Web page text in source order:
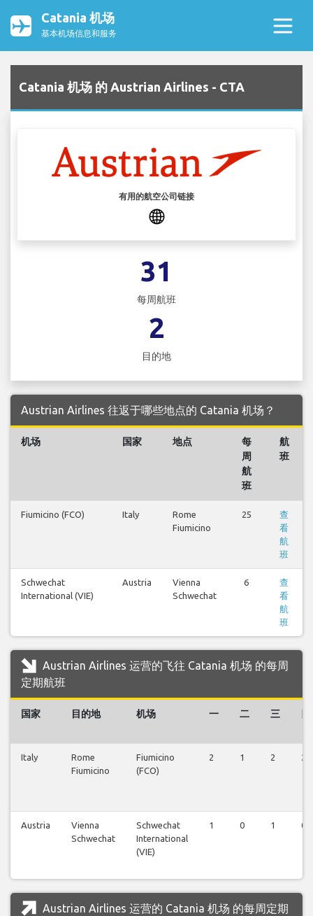
Catania 机场
基本机场信息和服务
Catania 机场 的 Austrian Airlines - CTA
有用的航空公司链接
31
每周航班
2
目的地
Austrian Airlines 往返于哪些地点的 Catania 机场？
机场 国家 地点
每
周
航
班
航
班
Fiumicino (FCO) Italy
Rome
Fiumicino
25
查
看
航
班
Schwechat
International (VIE)
Austria
Vienna
Schwechat
6
查
看
航
班
Austrian Airlines 运营的飞往 Catania 机场 的每周
定期航班
国家 目的地 机场 一 二 三
Italy
Rome
Fiumicino
Fiumicino
(FCO)
2 1 2 2
Austria
Vienna
Schwechat
Schwechat
International
(VIE)
1 0 1 0
Austrian Airlines 运营的 Catania 机场 的每周定期